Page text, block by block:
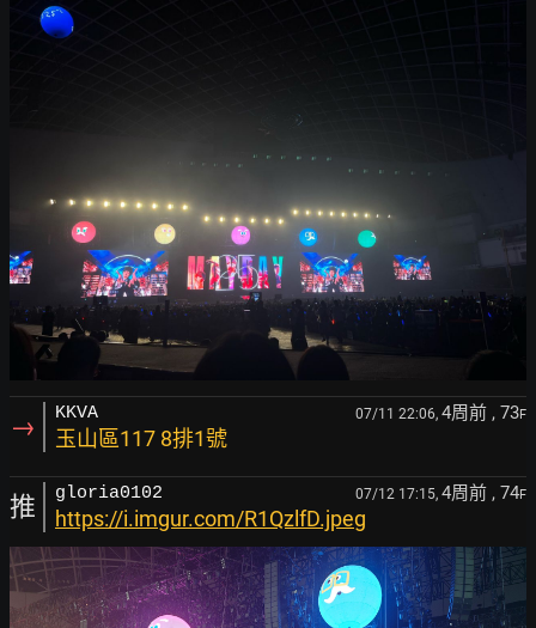
→ KKVA 07/11 22:06, 4周前 , 73F
玉山區117 8排1號
推 gloria0102 07/12 17:15, 4周前 , 74F
https://i.imgur.com/R1QzlfD.jpeg